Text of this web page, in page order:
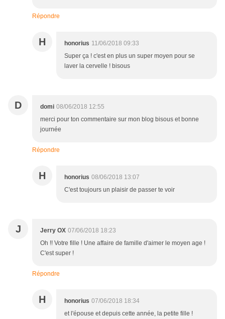
Répondre
H honorius 11/06/2018 09:33
Super ça ! c'est en plus un super moyen pour se
laver la cervelle ! bisous
D domi 08/06/2018 12:55
merci pour ton commentaire sur mon blog bisous et bonne
journée
Répondre
H honorius 08/06/2018 13:07
C'est toujours un plaisir de passer te voir
J Jerry OX 07/06/2018 18:23
Oh !! Votre fille ! Une affaire de famille d'aimer le moyen age !
C'est super !
Répondre
H honorius 07/06/2018 18:34
et l'épouse et depuis cette année, la petite fille !